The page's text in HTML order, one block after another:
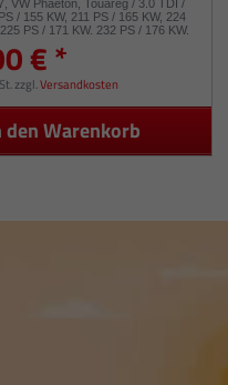
VW Phaeton, Touareg / 3.0 TDI /
/ 155 KW, 211 PS / 165 KW, 224
PS / 171 KW, 232 PS / 176 KW,
€ *
zzgl.Versandkosten
den Warenkorb